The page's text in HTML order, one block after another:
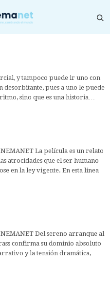
y tampoco puede ir uno con
desorbitante, pues a uno le puede
sino que es una historia…
La película es un relato
atrocidades que el ser humano
en la ley vigente. En esta línea
Del sereno arranque al
confirma su dominio absoluto
y la tensión dramática,